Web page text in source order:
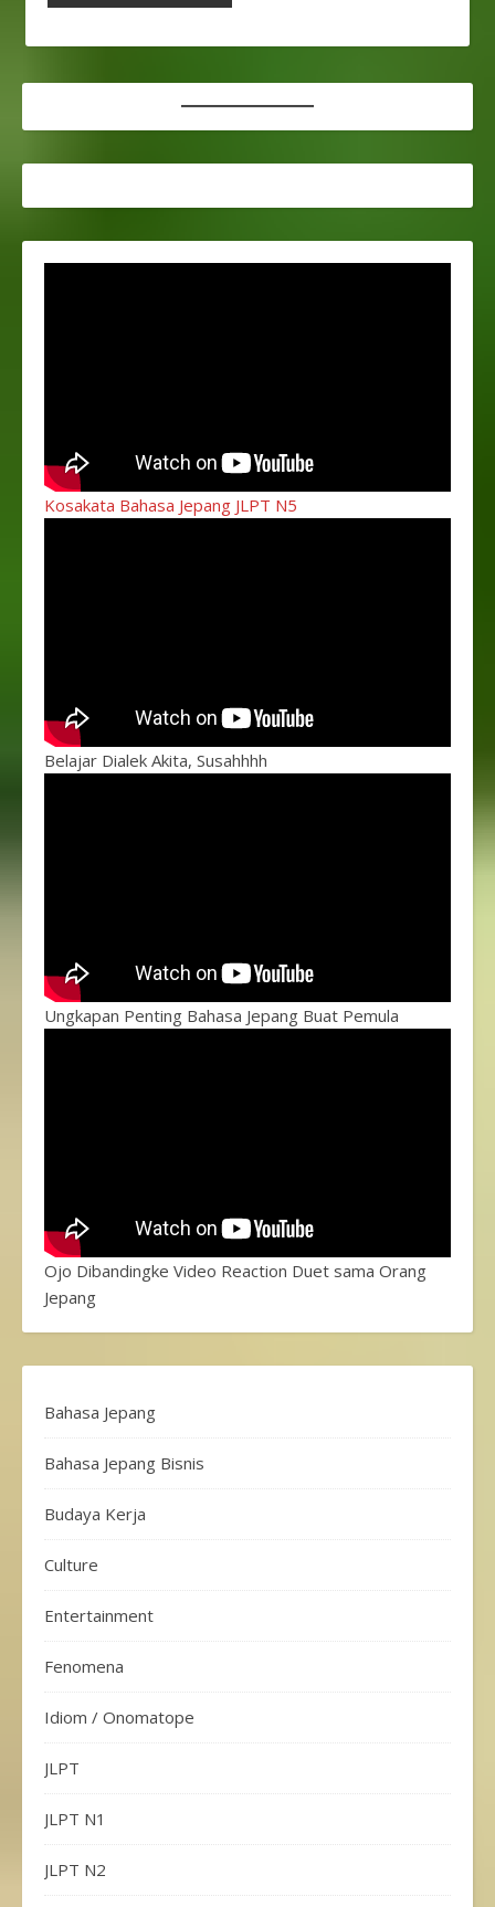
Kosakata Bahasa Jepang JLPT N5
Belajar Dialek Akita, Susahhhh
Ungkapan Penting Bahasa Jepang Buat Pemula
Ojo Dibandingke Video Reaction Duet sama Orang
Jepang
Bahasa Jepang
Bahasa Jepang Bisnis
Budaya Kerja
Culture
Entertainment
Fenomena
Idiom / Onomatope
JLPT
JLPT N1
JLPT N2